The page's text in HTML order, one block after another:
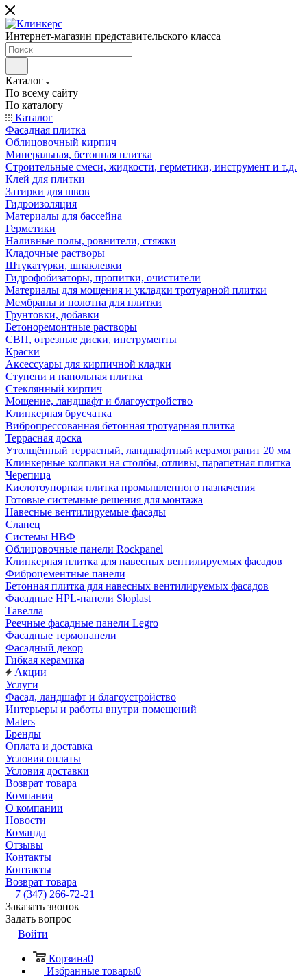
Интернет-магазин представительского класса
Каталог
По всему сайту
По каталогу
Каталог
Фасадная плитка
Облицовочный кирпич
Минеральная, бетонная плитка
Строительные смеси, жидкости, герметики, инструмент и т.д.
Клей для плитки
Затирки для швов
Гидроизоляция
Материалы для бассейна
Герметики
Наливные полы, ровнители, стяжки
Кладочные растворы
Штукатурки, шпаклевки
Гидрофобизаторы, пропитки, очистители
Материалы для мощения и укладки тротуарной плитки
Мембраны и полотна для плитки
Грунтовки, добавки
Бетоноремонтные растворы
СВП, отрезные диски, инструменты
Краски
Аксессуары для кирпичной кладки
Ступени и напольная плитка
Cтеклянный кирпич
Мощение, ландшафт и благоустройство
Клинкерная брусчатка
Вибропрессованная бетонная тротуарная плитка
Террасная доска
Утолщённый террасный, ландшафтный керамогранит 20 мм
Клинкерные колпаки на столбы, отливы, парапетная плитка
Черепица
Кислотоупорная плитка промышленного назначения
Готовые системные решения для монтажа
Навесные вентилируемые фасады
Сланец
Системы НВФ
Облицовочные панели Rockpanel
Клинкерная плитка для навесных вентилируемых фасадов
Фиброцементные панели
Бетонная плитка для навесных вентилируемых фасадов
Фасадные HPL-панели Sloplast
Тавелла
Реечные фасадные панели Legro
Фасадные термопанели
Фасадный декор
Гибкая керамика
Акции
Услуги
Фасад, ландшафт и благоустройство
Интерьеры и работы внутри помещений
Maters
Бренды
Оплата и доставка
Условия оплаты
Условия доставки
Возврат товара
Компания
О компании
Новости
Команда
Отзывы
Контакты
Контакты
Возврат товара
+7 (347) 266-72-21
Заказать звонок
Задать вопрос
Войти
Корзина0
Избранные товары0